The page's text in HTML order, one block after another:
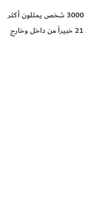
وجدير بالذكر أنه شارك في الجلسات نحو 3000 شخص يمثلون أكثر
من 40 جنسية مختلفة. وبلغ عدد الخبراء 21 خبيراً من داخل وخارج